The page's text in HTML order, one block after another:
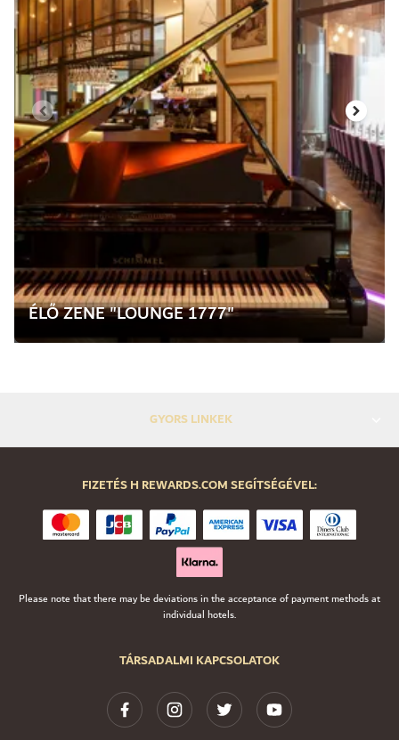
ÉLŐ ZENE "LOUNGE 1777"
GYORS LINKEK
TÁRSADALMI KAPCSOLATOK
FIZETÉS H REWARDS.COM SEGÍTSÉGÉVEL:
Please note that there may be deviations in the acceptance of payment methods at
individual hotels.